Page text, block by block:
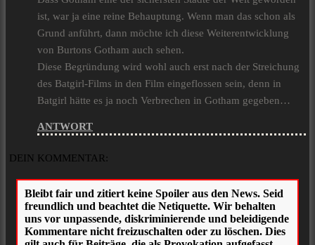
ist, war ja eine reine Behauptung. Wenn man das schon als
Grund anführt, dann möchte ich diese Weiterentwicklung
von Burtons Gotham auch sehen.
Diese Begründung wird wohl auch erst nach der Streichung
des Batgirl-Films in den Film eingeflossen sein, denn in
Batgirl hätte es ja noch Verbrechen in Gotham gegeben…
ANTWORT
DEIN KOMMENTAR: